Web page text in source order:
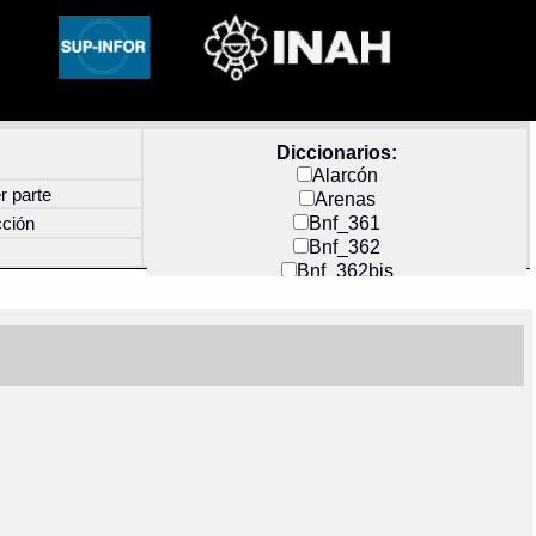
Diccionarios:
Alarcón
Arenas
Bnf_361
Bnf_362
Bnf_362bis
Docs_México
parte